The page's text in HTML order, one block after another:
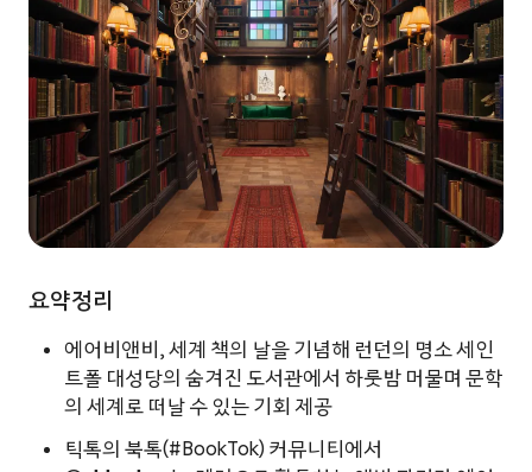
요약정리
에어비앤비, 세계 책의 날을 기념해 런던의 명소 세인
트폴 대성당의 숨겨진 도서관에서 하룻밤 머물며 문학
의 세계로 떠날 수 있는 기회 제공
틱톡의 북톡(#BookTok) 커뮤니티에서